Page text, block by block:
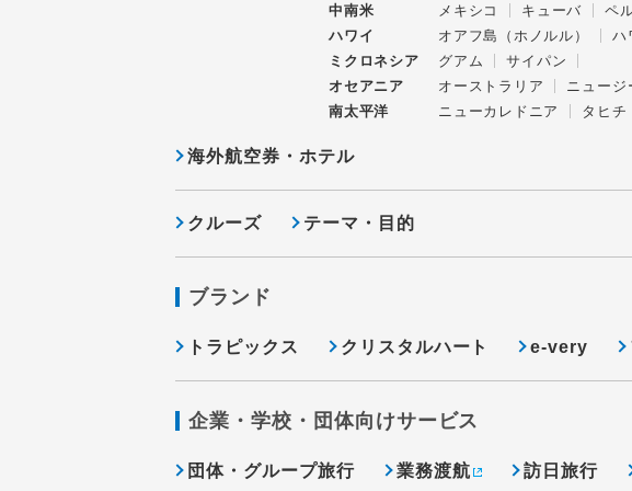
中南米
メキシコ キューバ ペ
ハワイ
オアフ島（ホノルル） ハ
ミクロネシア
グアム
サイパン
オセアニア
オーストラリア
ニュージ
南太平洋
ニューカレドニア タヒチ
海外航空券・ホテル
クルーズ テーマ・目的
ブランド
トラピックス クリスタルハート e-very
企業・学校・団体向けサービス
団体・グループ旅行 業務渡航 訪日旅行